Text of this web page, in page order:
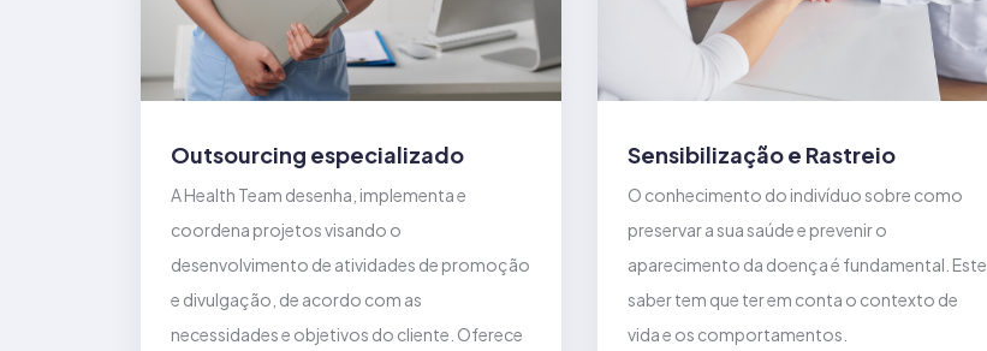
Outsourcing especializado
A Health Team desenha, implementa e
coordena projetos visando o
desenvolvimento de atividades de promoção
e divulgação, de acordo com as
necessidades e objetivos do cliente. Oferece
Sensibilização e Rastreio
O conhecimento do indivíduo sobre como
preservar a sua saúde e prevenir o
aparecimento da doença é fundamental. Este
saber tem que ter em conta o contexto de
vida e os comportamentos.